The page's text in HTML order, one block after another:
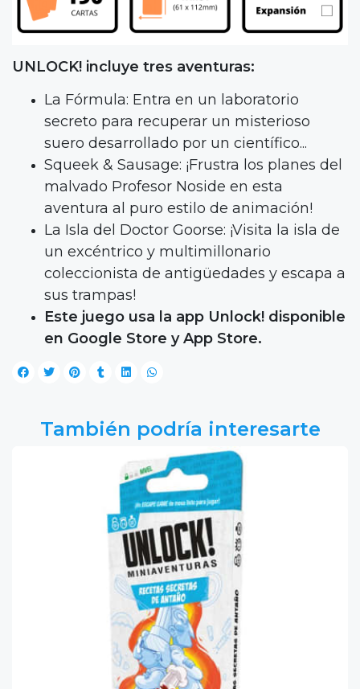
UNLOCK! incluye tres aventuras:
La Fórmula: Entra en un laboratorio
secreto para recuperar un misterioso
suero desarrollado por un científico...
Squeek & Sausage: ¡Frustra los planes del
malvado Profesor Noside en esta
aventura al puro estilo de animación!
La Isla del Doctor Goorse: ¡Visita la isla de
un excéntrico y multimillonario
coleccionista de antigüedades y escapa a
sus trampas!
Este juego usa la app Unlock! disponible
en Google Store y App Store.
También podría interesarte